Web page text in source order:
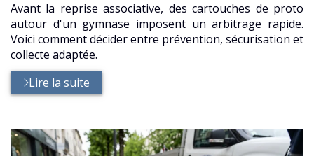
Avant la reprise associative, des cartouches de proto
autour d'un gymnase imposent un arbitrage rapide.
Voici comment décider entre prévention, sécurisation et
collecte adaptée.
Lire la suite